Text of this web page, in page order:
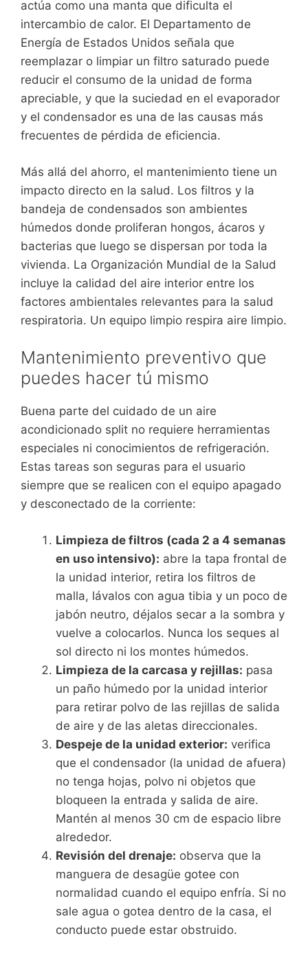
actúa como una manta que dificulta el
intercambio de calor. El Departamento de
Energía de Estados Unidos señala que
reemplazar o limpiar un filtro saturado puede
reducir el consumo de la unidad de forma
apreciable, y que la suciedad en el evaporador
y el condensador es una de las causas más
frecuentes de pérdida de eficiencia.
Más allá del ahorro, el mantenimiento tiene un
impacto directo en la salud. Los filtros y la
bandeja de condensados son ambientes
húmedos donde proliferan hongos, ácaros y
bacterias que luego se dispersan por toda la
vivienda. La Organización Mundial de la Salud
incluye la calidad del aire interior entre los
factores ambientales relevantes para la salud
respiratoria. Un equipo limpio respira aire limpio.
Mantenimiento preventivo que
puedes hacer tú mismo
Buena parte del cuidado de un aire
acondicionado split no requiere herramientas
especiales ni conocimientos de refrigeración.
Estas tareas son seguras para el usuario
siempre que se realicen con el equipo apagado
y desconectado de la corriente:
Limpieza de filtros (cada 2 a 4 semanas
en uso intensivo): abre la tapa frontal de
la unidad interior, retira los filtros de
malla, lávalos con agua tibia y un poco de
jabón neutro, déjalos secar a la sombra y
vuelve a colocarlos. Nunca los seques al
sol directo ni los montes húmedos.
Limpieza de la carcasa y rejillas: pasa
un paño húmedo por la unidad interior
para retirar polvo de las rejillas de salida
de aire y de las aletas direccionales.
Despeje de la unidad exterior: verifica
que el condensador (la unidad de afuera)
no tenga hojas, polvo ni objetos que
bloqueen la entrada y salida de aire.
Mantén al menos 30 cm de espacio libre
alrededor.
Revisión del drenaje: observa que la
manguera de desagüe gotee con
normalidad cuando el equipo enfría. Si no
sale agua o gotea dentro de la casa, el
conducto puede estar obstruido.